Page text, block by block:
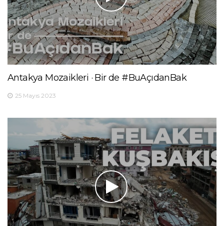
Antakya Mozaikleri · Bir de #BuAçıdanBak
25 Mayıs 2023